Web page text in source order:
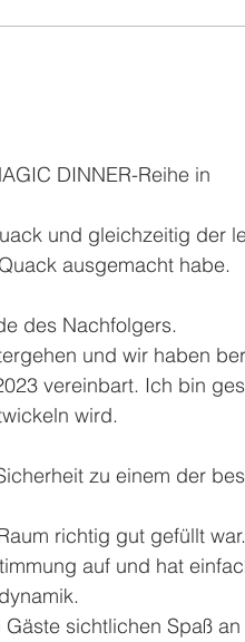
DINNER-Reihe in
und gleichzeitig der
ausgemacht habe.
des Nachfolgers.
und wir haben
vereinbart. Ich bin
wird.
zu einem der
richtig gut gefüllt
auf und hat
sichtlichen Spaß